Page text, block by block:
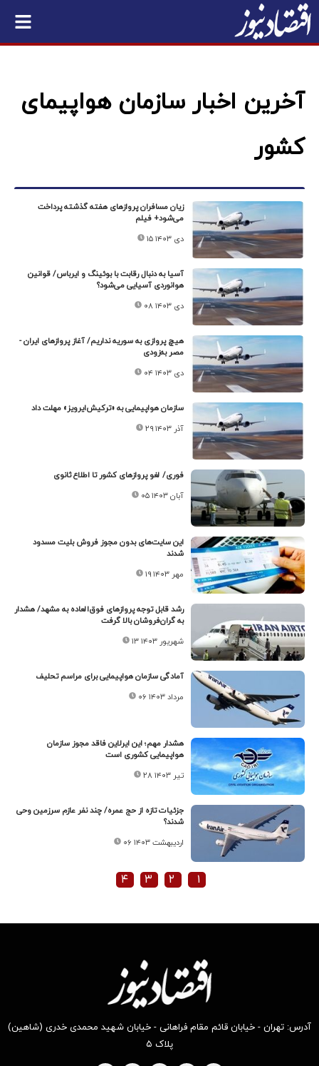
آخرین اخبار سازمان هواپیمای
کشور
زیان مسافران پروازهای هفته گذشته پرداخت
می‌شود+ فیلم
۱۵ دی ۱۴۰۳
آسیا به دنبال رقابت با بوئینگ و ایرباس/ قوانین
هوانوردی آسیایی می‌شود؟
۰۸ دی ۱۴۰۳
هیچ پروازی به سوریه نداریم/ آغاز پروازهای ایران -
مصر به‌زودی
۰۴ دی ۱۴۰۳
سازمان هواپیمایی به «ترکیش‌ایرویز» مهلت داد
۲۹ آذر ۱۴۰۳
فوری/ لغو پروازهای کشور تا اطلاع ثانوی
۰۵ آبان ۱۴۰۳
این سایت‌های بدون مجوز فروش بلیت مسدود
شدند
۱۹ مهر ۱۴۰۳
رشد قابل توجه پروازهای فوق‌العاده به مشهد/ هشدار
به گران‌فروشان بالا گرفت
۱۳ شهریور ۱۴۰۳
آمادگی سازمان هواپیمایی برای مراسم تحلیف
۰۶ مرداد ۱۴۰۳
هشدار مهم؛ این ایرلاین فاقد مجوز سازمان
هواپیمایی کشوری است
۲۸ تیر ۱۴۰۳
جزئیات تازه از حج عمره/ چند نفر عازم سرزمین وحی
شدند؟
۰۶ اردیبهشت ۱۴۰۳
۱ ۲ ۳ ۴
آدرس: تهران - خیابان قائم مقام فراهانی - خیابان شهید محمدی خدری (شاهین)
پلاک ۵